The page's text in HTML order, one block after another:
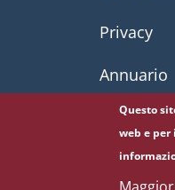
Privacy
Annuario
Questo
web e